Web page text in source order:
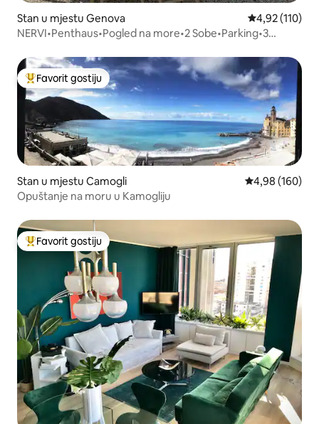
Stan u mjestu Genova prosječna
4,92 (110)
NERVI•Penthaus•Pogled na more•2 Sobe•Parking•3
Glavni favorit gostiju
Favorit gostiju
Stan u mjestu Camogli prosječna
4,98 (160)
Opuštanje na moru u Kamogliju
Glavni favorit gostiju
Favorit gostiju